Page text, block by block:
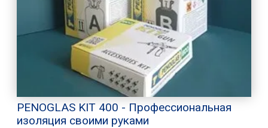
PENOGLAS KIT 400 - Профессиональная
изоляция своими руками